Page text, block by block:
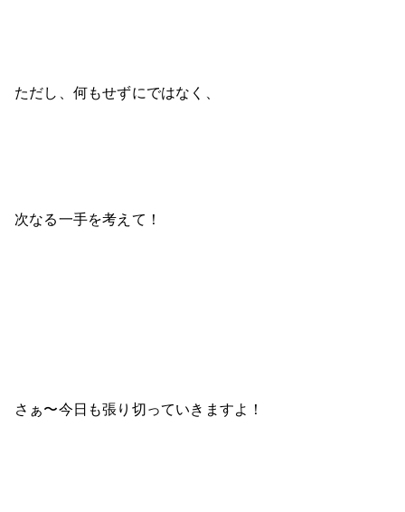
ただし、何もせずにではなく、
次なる一手を考えて！
さぁ〜今日も張り切っていきますよ！